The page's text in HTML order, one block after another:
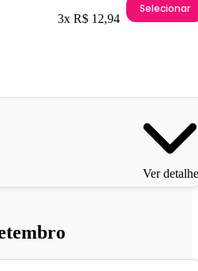
3x R$ 12,94
Selecionar
Ver